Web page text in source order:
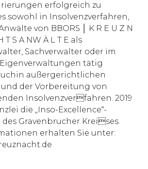
erfolgreich zu
sowohl in Insolvenzverfahren,
von BBORS │ K R E U Z N
T S A NW Ä L T E als
Sachverwalter oder im
tätig
außergerichtlichen
der Vorbereitung von
Insolvenzverfahren. 2019
die „Inso-Excellence“-
Gravenbrucher Kreises.
erhalten Sie unter: